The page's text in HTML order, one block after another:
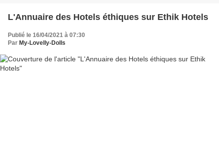
L'Annuaire des Hotels éthiques sur Ethik Hotels
Publié le 16/04/2021 à 07:30
Par My-Lovelly-Dolls